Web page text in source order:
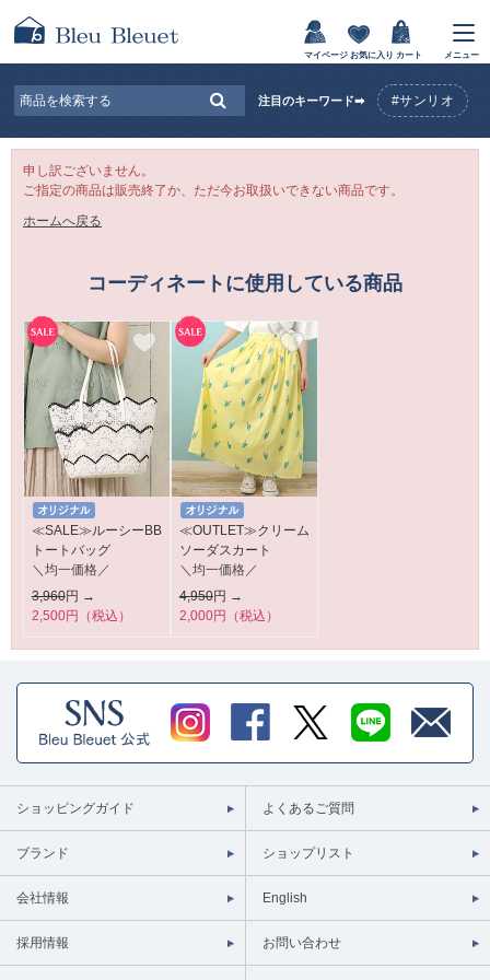
マイページ お気に入り カート メニュー
注目のキーワード➡ #サンリオ
申し訳ございません。
ご指定の商品は販売終了か、ただ今お取扱いできない商品です。
ホームへ戻る
コーディネートに使用している商品
≪SALE≫ルーシーBB
トートバッグ
＼均一価格／
3,960円 →
2,500円（税込）
≪OUTLET≫クリーム
ソーダスカート
＼均一価格／
4,950円 →
2,000円（税込）
ショッピングガイド よくあるご質問
ブランド ショップリスト
会社情報 English
採用情報 お問い合わせ